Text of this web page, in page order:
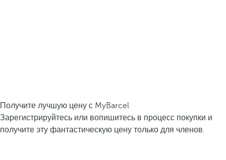
Получите лучшую цену с MyBarcel
Зарегистрируйтесь или вопишитесь в процесс покупки и
получите эту фантастическую цену только для членов.